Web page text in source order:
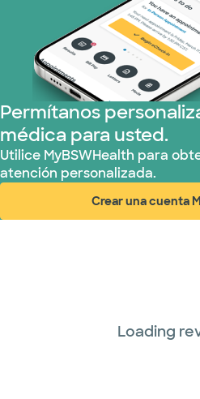
Medicaid (1 planes)
Medicare (2 planes)
Nebraska Furniture
Red PHCS (1 planes)
Permítanos
médica para usted.
Utilice MyBSWHealth para
atención personalizada.
Crear una cuenta
Loading